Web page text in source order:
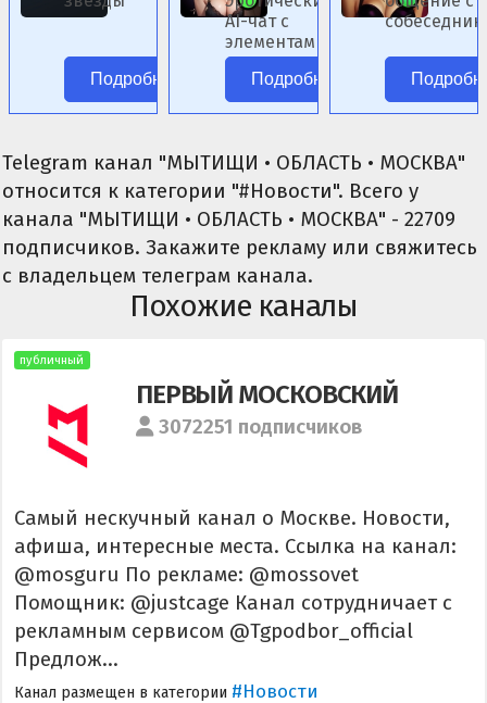
Подробнее
AI-чат с
элементами
фэнтези.
Подробнее
Telegram канал "МЫТИЩИ • ОБЛАСТЬ • МОСКВА"
относится к категории "#Новости". Всего у
канала "МЫТИЩИ • ОБЛАСТЬ • МОСКВА" - 22709
подписчиков. Закажите рекламу или свяжитесь
с владельцем телеграм канала.
Похожие каналы
публичный
ПЕРВЫЙ МОСКОВСКИЙ
3072251 подписчиков
Самый нескучный канал о Москве. Новости,
афиша, интересные места. Ссылка на канал:
@mosguru По рекламе: @mossovet
Помощник: @justcage Канал сотрудничает с
рекламным сервисом @Tgpodbor_official
Предлож...
Канал размещен в категории #Новости